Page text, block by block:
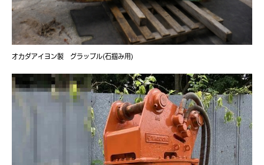
オカダアイヨン製 グラップル(石掴み用)